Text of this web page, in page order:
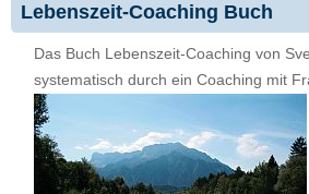
Lebenszeit-Coaching Buch
Das Buch Lebenszeit-Coaching von
systematisch durch ein Coaching mit